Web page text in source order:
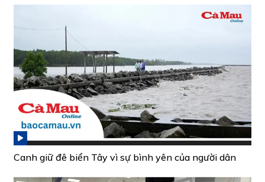
Canh giữ đê biển Tây vì sự bình yên của người dân